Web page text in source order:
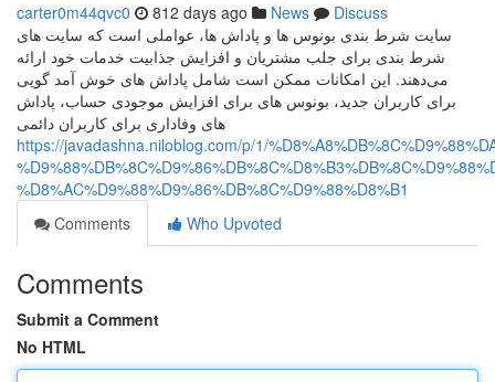
carter0m44qvc0 812 days ago News
Discuss
سایت شرط بندی بونوس‌ ها و پاداش‌ ها، عواملی است که سایت‌ های
شرط بندی برای جلب مشتریان و افزایش جذابیت خدمات خود ارائه
می‌دهند. این امکانات ممکن است شامل پاداش‌ های خوش‌ آمد گویی
برای کاربران جدید، بونوس‌ های برای افزایش موجودی حساب، پاداش‌
های وفاداری برای کاربران دائمی
https://javadashna.niloblog.com/p/1/
%D8%AC%D9%88%D9%86%DB%8C%D9%88%D8%B1
Comments
Who Upvoted
Comments
Submit a Comment
No HTML